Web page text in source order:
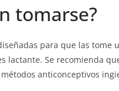
tomarse?
para que las
lactante. Se recomienda
anticonceptivos